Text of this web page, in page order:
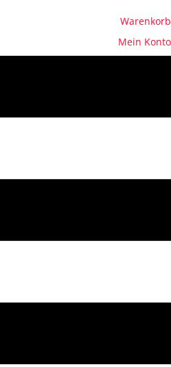
Warenkorb
Mein Konto